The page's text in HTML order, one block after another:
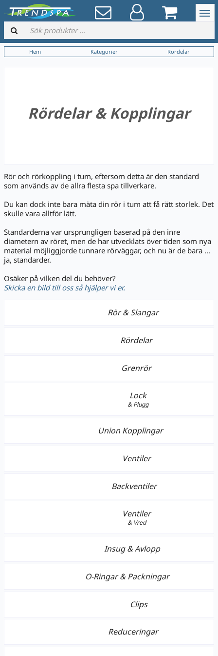
Hem Kategorier Rördelar
Rördelar & Kopplingar
Rör och rörkoppling i tum, eftersom detta är den standard
som används av de allra flesta spa tillverkare.
Du kan dock inte bara mäta din rör i tum att få rätt storlek. Det
skulle vara alltför lätt.
Standarderna var ursprungligen baserad på den inre
diametern av röret, men de har utvecklats över tiden som nya
material möjliggjorde tunnare rörväggar, och nu är de bara ...
ja, standarder.
Osäker på vilken del du behöver?
Skicka en bild till oss så hjälper vi er.
Rör & Slangar
Rördelar
Grenrör
Lock
& Plugg
Union Kopplingar
Ventiler
Backventiler
Ventiler
& Vred
Insug & Avlopp
O-Ringar & Packningar
Clips
Reduceringar